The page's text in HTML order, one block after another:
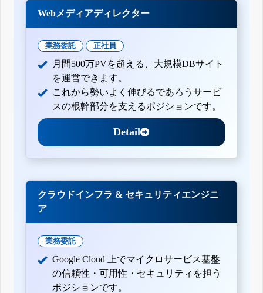
Webメディアディレクター
業務委託 正社員
月間500万PVを超える、大規模DBサイト
を運営できます。
これから勢いよく伸びるであろうサービ
スの根幹部分を支えるポジションです。
Detail
クラウドインフラ & セキュリティエンジニ
ア
業務委託
Google Cloud 上でマイクロサービス基盤
の信頼性・可用性・セキュリティを担う
ポジションです。